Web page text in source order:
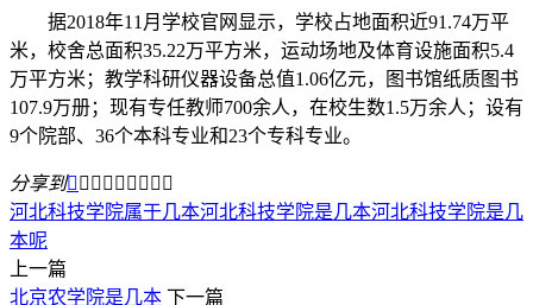
据2018年11月学校官网显示，学校占地面积近91.74万平
米，校舍总面积35.22万平方米，运动场地及体育设施面积5.4
万平方米；教学科研仪器设备总值1.06亿元，图书馆纸质图书
107.9万册；现有专任教师700余人，在校生数1.5万余人；设有
9个院部、36个本科专业和23个专科专业。
分享到        
河北科技学院属于几本河北科技学院是几本河北科技学院是几
本呢
上一篇
北京农学院是几本 下一篇